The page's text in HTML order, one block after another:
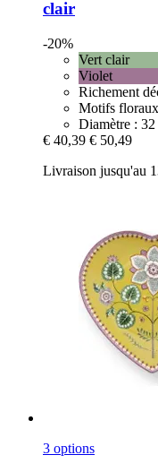
clair
-20%
Vert clair
Violet
Richement
Motifs
Diamètre : 32
€ 40,39 € 50,49
Livraison jusqu'au
3 options